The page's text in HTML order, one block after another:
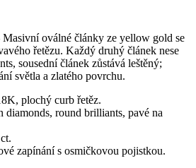
oválné články ze yellow gold se
řetězu. Každý druhý článek nese
sousední článek zůstává leštěný;
světla a zlatého povrchu.
plochý curb řetěz.
diamonds, round brilliants, pavé na
zapínání s osmičkovou pojistkou.